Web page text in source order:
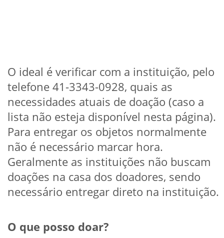
O ideal é verificar com a instituição, pelo
telefone 41-3343-0928, quais as
necessidades atuais de doação (caso a
lista não esteja disponível nesta página).
Para entregar os objetos normalmente
não é necessário marcar hora.
Geralmente as instituições não buscam
doações na casa dos doadores, sendo
necessário entregar direto na instituição.
O que posso doar?